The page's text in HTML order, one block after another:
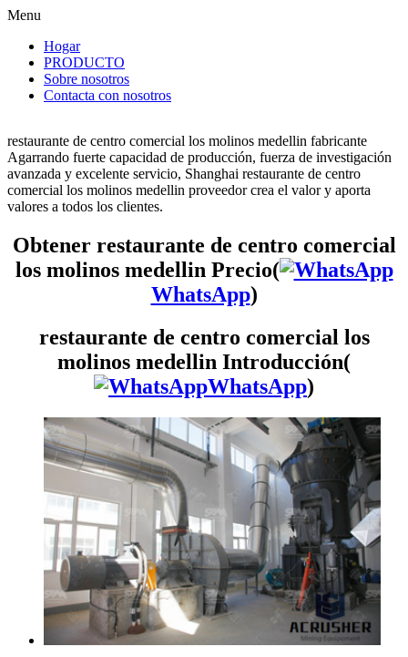
Menu
Hogar
PRODUCTO
Sobre nosotros
Contacta con nosotros
restaurante de centro comercial los molinos medellin fabricante
Agarrando fuerte capacidad de producción, fuerza de investigación
avanzada y excelente servicio, Shanghai restaurante de centro
comercial los molinos medellin proveedor crea el valor y aporta
valores a todos los clientes.
Obtener restaurante de centro comercial
los molinos medellin Precio(
WhatsApp)
restaurante de centro comercial los
molinos medellin Introducción(
WhatsApp)